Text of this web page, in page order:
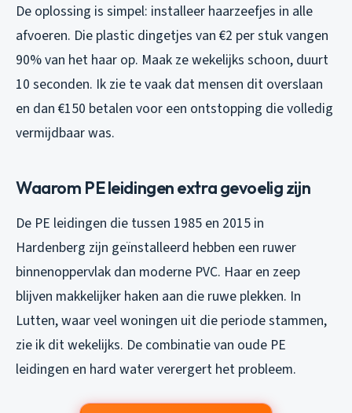
De oplossing is simpel: installeer haarzeefjes in alle
afvoeren. Die plastic dingetjes van €2 per stuk vangen
90% van het haar op. Maak ze wekelijks schoon, duurt
10 seconden. Ik zie te vaak dat mensen dit overslaan
en dan €150 betalen voor een ontstopping die volledig
vermijdbaar was.
Waarom PE leidingen extra gevoelig zijn
De PE leidingen die tussen 1985 en 2015 in
Hardenberg zijn geïnstalleerd hebben een ruwer
binnenoppervlak dan moderne PVC. Haar en zeep
blijven makkelijker haken aan die ruwe plekken. In
Lutten, waar veel woningen uit die periode stammen,
zie ik dit wekelijks. De combinatie van oude PE
leidingen en hard water verergert het probleem.